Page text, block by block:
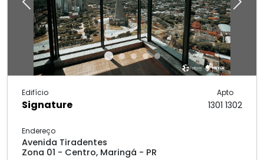
Previous Next
Edifício
Signature
Apto
1301 1302
Endereço
Avenida Tiradentes
Zona 01 - Centro, Maringá - PR